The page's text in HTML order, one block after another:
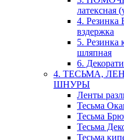
латексная
4.
вздержка
5. Резинка
шляпная
6.
4. ТЕСЬМА,
ШНУРЫ
Ленты
Тесьма
Тесьма
Тесьма
Тесьма